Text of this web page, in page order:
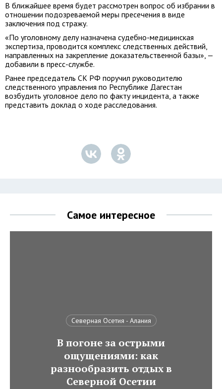
В ближайшее время будет рассмотрен вопрос об избрании в
отношении подозреваемой меры пресечения в виде
заключения под стражу.
«По уголовному делу назначена судебно-медицинская
экспертиза, проводится комплекс следственных действий,
направленных на закрепление доказательственной базы», —
добавили в пресс-службе.
Ранее председатель СК РФ поручил руководителю
следственного управления по Республике Дагестан
возбудить уголовное дело по факту инцидента, а также
представить доклад о ходе расследования.
Самое интересное
Северная Осетия - Алания
В погоне за острыми
ощущениями: как
разнообразить отдых в
Северной Осетии